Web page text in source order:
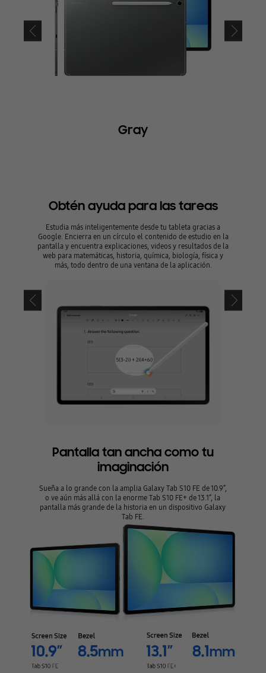
Gray
Obtén ayuda para las tareas
Estudia más inteligentemente desde tu tableta gracias a
Google. Encierra en un círculo el contenido de estudio en la
pantalla y encuentra explicaciones, videos y resultados de la
web para matemáticas, historia, química, biología, física y
más, todo dentro de una ventana de la aplicación.
Pantalla tan ancha como tu
imaginación
Sueña a lo grande con la amplia Galaxy Tab S10 FE de 10.9”,
o ve aún más allá con la enorme Tab S10 FE+ de 13.1”, la
pantalla más grande de la historia en un dispositivo Galaxy
Tab FE.